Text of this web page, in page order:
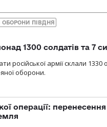
ПІВДНЯ
1300 солдатів та 7
російської армії склали
оборони.
операції: